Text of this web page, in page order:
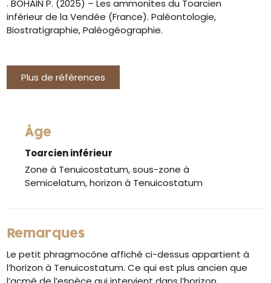
. BOHAIN P. (2025) – Les ammonites du Toarcien
inférieur de la Vendée (France). Paléontologie,
Biostratigraphie, Paléogéographie.
Plus de références
Âge
Toarcien inférieur
Zone à Tenuicostatum, sous-zone à
Semicelatum, horizon à Tenuicostatum
Remarques
Le petit phragmocône affiché ci-dessus appartient à
l’horizon à Tenuicostatum. Ce qui est plus ancien que